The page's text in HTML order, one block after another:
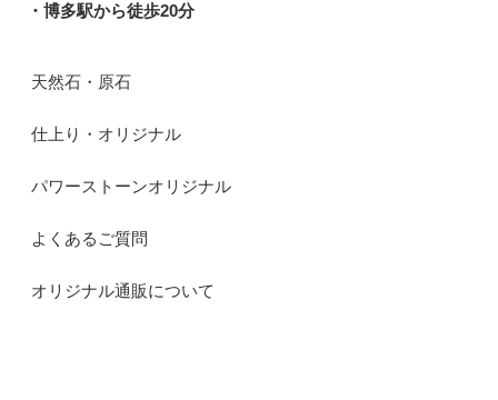
・博多駅から徒歩20分
天然石・原石
仕上り・オリジナル
パワーストーンオリジナル
よくあるご質問
オリジナル通販について